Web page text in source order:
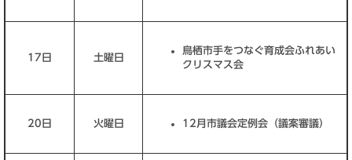
17日 土曜日
鳥栖市手をつなぐ育成会ふれあい
クリスマス会
20日 火曜日 12月市議会定例会（議案審議）